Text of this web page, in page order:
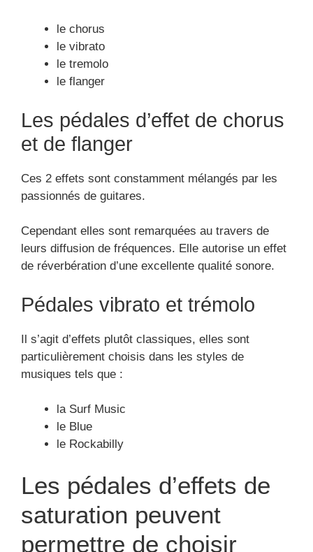
de réverbération d’une excellente qualité sonore.
Pédales vibrato et trémolo
Il s’agit d’effets plutôt classiques, elles sont
particulièrement choisis dans les styles de
musiques tels que :
la Surf Music
le Blue
Les pédales d’effets de
permettre de choisir
l’identité du son
Ces pédales seront importantes si on souhaite
guitare.
La pédale de saturation pour guitare permettra de
régler la compressiondu son.
Pédales de disto